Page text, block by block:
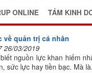
ONLINE TÁM KINH
về quản trị cá nhân
26/03/2019
nguồn lực khan hiếm
sức lực hay tiền bạc. Mà